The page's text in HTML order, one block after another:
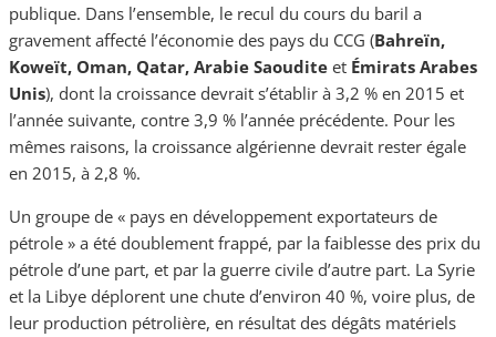
publique. Dans l’ensemble, le recul du cours du baril a
gravement affecté l’économie des pays du CCG (Bahreïn,
Koweït, Oman, Qatar, Arabie Saoudite et Émirats Arabes
Unis), dont la croissance devrait s’établir à 3,2 % en 2015 et
l’année suivante, contre 3,9 % l’année précédente. Pour les
mêmes raisons, la croissance algérienne devrait rester égale
en 2015, à 2,8 %.
Un groupe de « pays en développement exportateurs de
pétrole » a été doublement frappé, par la faiblesse des prix du
pétrole d’une part, et par la guerre civile d’autre part. La Syrie
et la Libye déplorent une chute d’environ 40 %, voire plus, de
leur production pétrolière, en résultat des dégâts matériels